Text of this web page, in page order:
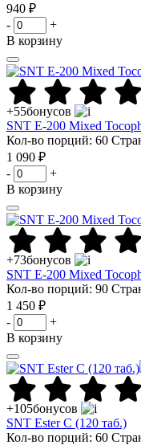
940 ₽
-
+
В корзину
+55бонусов
SNT E-200 Mixed
Кол-во порций: 60
1 090 ₽
-
+
В корзину
+73бонусов
SNT E-200 Mixed
Кол-во порций: 90
1 450 ₽
-
+
В корзину
+105бонусов
SNT Ester C (120 таб.)
Кол-во порций: 60